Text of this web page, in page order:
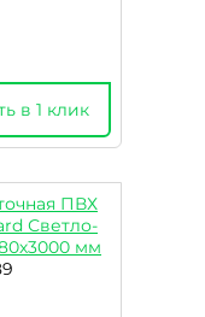
в 1 клик
ПВХ
Светло-
мм